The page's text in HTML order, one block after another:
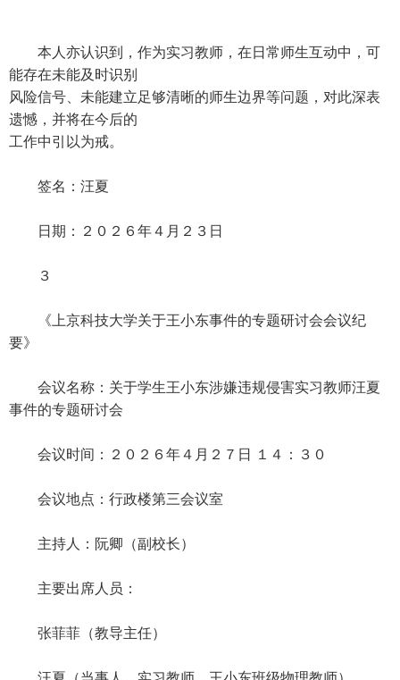
本人亦认识到，作为实习教师，在日常师生互动中，可
能存在未能及时识别
风险信号、未能建立足够清晰的师生边界等问题，对此深表
遗憾，并将在今后的
工作中引以为戒。
签名：汪夏
日期：２０２６年４月２３日
３
《上京科技大学关于王小东事件的专题研讨会会议纪
要》
会议名称：关于学生王小东涉嫌违规侵害实习教师汪夏
事件的专题研讨会
会议时间：２０２６年４月２７日 １４：３０
会议地点：行政楼第三会议室
主持人：阮卿（副校长）
主要出席人员：
张菲菲（教导主任）